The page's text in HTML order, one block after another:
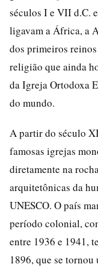
séculos I e VII d.C.
ligavam a África, a
dos primeiros
religião que ainda
da Igreja Ortodoxa
do mundo.
A partir do século
famosas igrejas
diretamente na
arquitetônicas da
UNESCO. O país
período colonial,
entre 1936 e 1941,
1896, que se